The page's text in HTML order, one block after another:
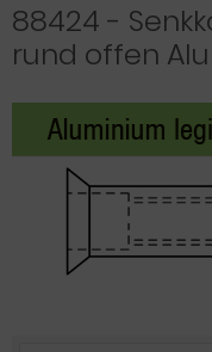
88424 -
rund offen